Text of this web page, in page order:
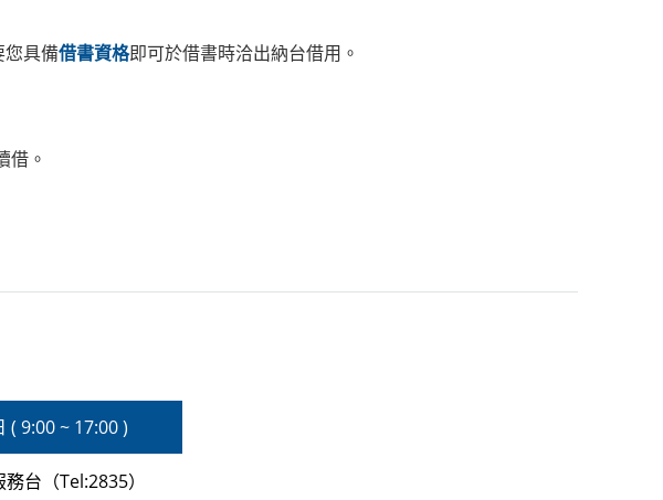
您具備借書資格即可於借書時洽出納台借用。
借。
( 9:00 ~ 17:00 )
台（Tel:2835）